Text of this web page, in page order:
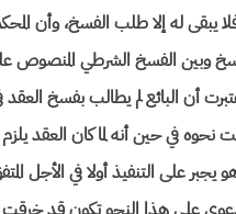
يبقى له إلا طلب الفسخ، وأن
أن البائع لم يطالب بفسخ العقد
على التنفيذ أولا في الأجل